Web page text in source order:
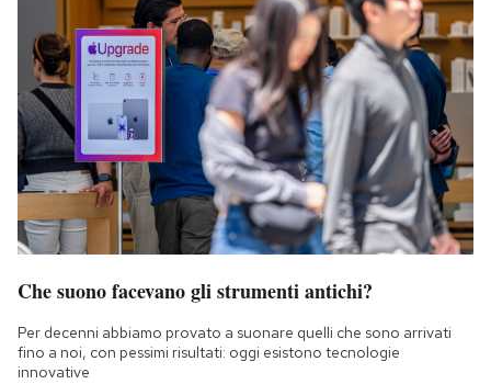
Che suono facevano gli strumenti antichi?
Per decenni abbiamo provato a suonare quelli che sono arrivati
fino a noi, con pessimi risultati: oggi esistono tecnologie
innovative